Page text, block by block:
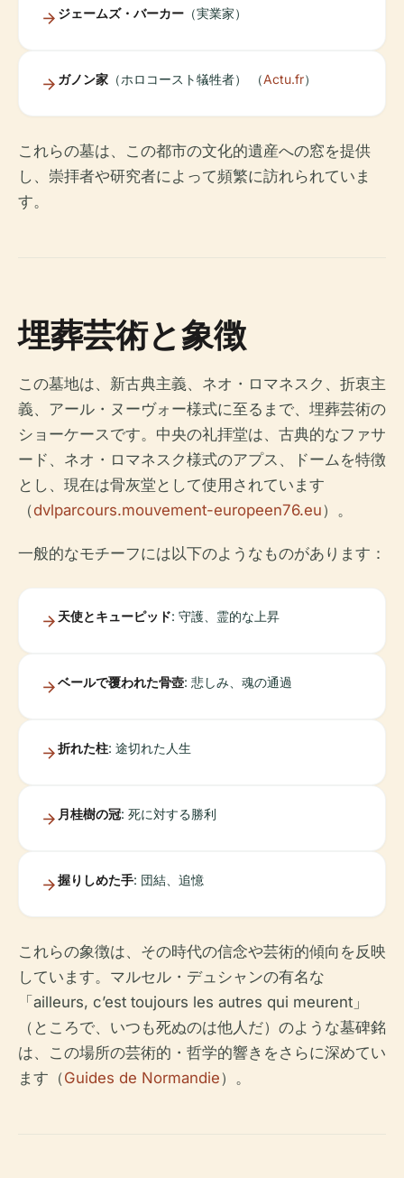
ジェームズ・バーカー （実業家）
ガノン家 （ホロコースト犠牲者） （Actu.fr）
これらの墓は、この都市の文化的遺産への窓を提供
し、崇拝者や研究者によって頻繁に訪れられていま
す。
埋葬芸術と象徴
この墓地は、新古典主義、ネオ・ロマネスク、折衷主
義、アール・ヌーヴォー様式に至るまで、埋葬芸術の
ショーケースです。中央の礼拝堂は、古典的なファサ
ード、ネオ・ロマネスク様式のアプス、ドームを特徴
とし、現在は骨灰堂として使用されています
（dvlparcours.mouvement-europeen76.eu）。
一般的なモチーフには以下のようなものがあります：
天使とキューピッド: 守護、霊的な上昇
ベールで覆われた骨壺: 悲しみ、魂の通過
折れた柱: 途切れた人生
月桂樹の冠: 死に対する勝利
握りしめた手: 団結、追憶
これらの象徴は、その時代の信念や芸術的傾向を反映
しています。マルセル・デュシャンの有名な
「ailleurs, c’est toujours les autres qui meurent」
（ところで、いつも死ぬのは他人だ）のような墓碑銘
は、この場所の芸術的・哲学的響きをさらに深めてい
ます（Guides de Normandie）。